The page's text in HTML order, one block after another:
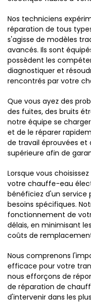
Nos techniciens
réparation de tous
s'agisse de modèles
avancés. Ils sont
possèdent les
diagnostiquer et
rencontrés par votre
Que vous ayez des
des fuites, des bruits
notre équipe se
et de le réparer
de travail éprouvées et
supérieure afin de
Lorsque vous
votre chauffe-eau
bénéficiez d'un service
besoins spécifiques.
fonctionnement de
délais, en minimisant
coûts de
Nous comprenons
efficace pour votre
nous efforçons de
de réparation de
d'intervenir dans les